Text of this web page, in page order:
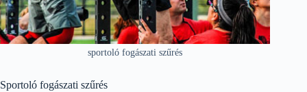
sportoló fogászati szűrés
Sportoló fogászati szűrés